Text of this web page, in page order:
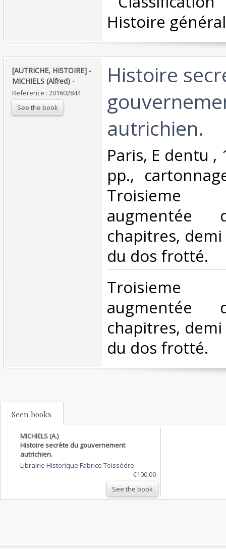
Histoire
‎[AUTRICHE, HISTOIRE] -
MICHIELS (Alfred) - ‎
Reference : 201602844
See the book
‎Histoire
autrichien. ‎
‎Paris, E dentu ,
pp.,
augmentée
chapitres,
du dos frotté.‎
augmentée
chapitres,
du dos frotté.‎
Seen books
MICHIELS (A.)
Histoire secrète du gouvernement
autrichien.
Librairie Historique Fabrice Teissèdre
€100.00
See the book